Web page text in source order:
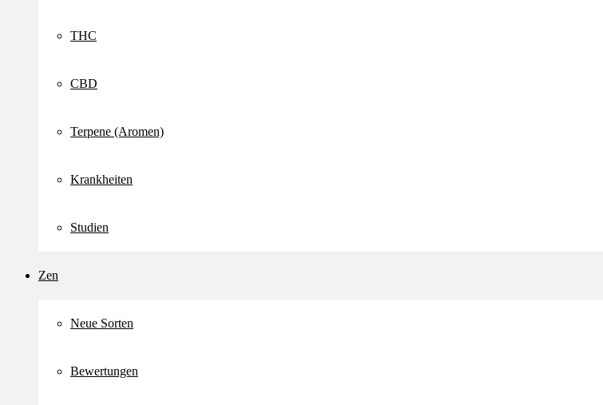
THC
CBD
Terpene (Aromen)
Krankheiten
Studien
Zen
Neue Sorten
Bewertungen